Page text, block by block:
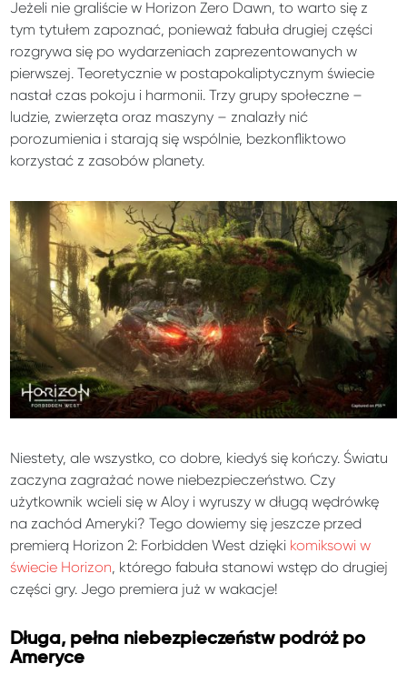
Jeżeli nie graliście w Horizon Zero Dawn, to warto się z
tym tytułem zapoznać, ponieważ fabuła drugiej części
rozgrywa się po wydarzeniach zaprezentowanych w
pierwszej. Teoretycznie w postapokaliptycznym świecie
nastał czas pokoju i harmonii. Trzy grupy społeczne –
ludzie, zwierzęta oraz maszyny – znalazły nić
porozumienia i starają się wspólnie, bezkonfliktowo
korzystać z zasobów planety.
Niestety, ale wszystko, co dobre, kiedyś się kończy. Światu
zaczyna zagrażać nowe niebezpieczeństwo. Czy
użytkownik wcieli się w Aloy i wyruszy w długą wędrówkę
na zachód Ameryki? Tego dowiemy się jeszcze przed
premierą Horizon 2: Forbidden West dzięki komiksowi w
świecie Horizon, którego fabuła stanowi wstęp do drugiej
części gry. Jego premiera już w wakacje!
Długa, pełna niebezpieczeństw podróż po
Ameryce